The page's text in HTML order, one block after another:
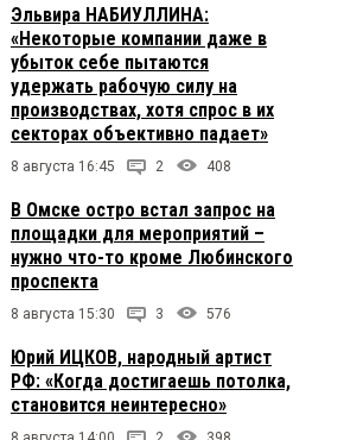
Эльвира НАБИУЛЛИНА:
«Некоторые компании даже в
убыток себе пытаются
удержать рабочую силу на
производствах, хотя спрос в их
секторах объективно падает»
8 августа 16:45 2 408
В Омске остро встал запрос на
площадки для мероприятий –
нужно что-то кроме Любинского
проспекта
8 августа 15:30 3 576
Юрий ИЦКОВ, народный артист
РФ: «Когда достигаешь потолка,
становится неинтересно»